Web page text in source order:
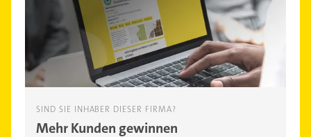
SIND SIE INHABER DIESER FIRMA?
Mehr Kunden gewinnen